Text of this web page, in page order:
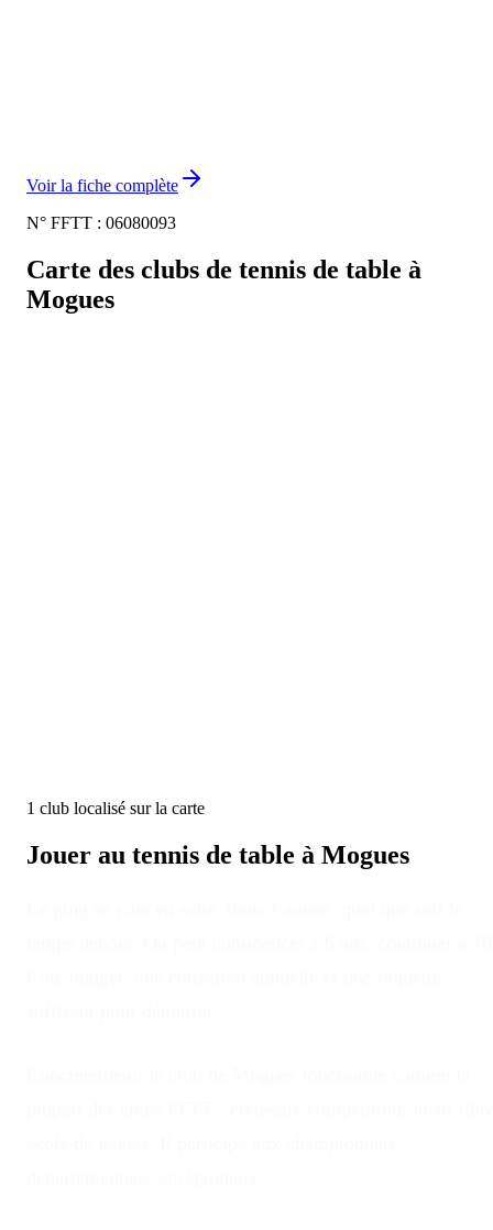
Voir la fiche complète
N° FFTT : 06080093
Carte des clubs de tennis de table à
Mogues
1 club localisé sur la carte
Jouer au tennis de table à Mogues